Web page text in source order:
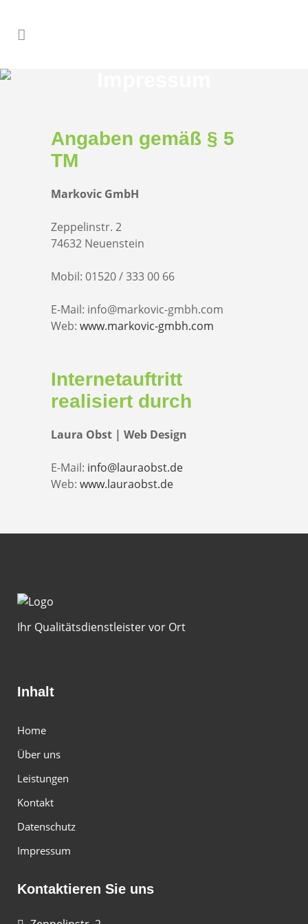
Angaben gemäß § 5
TM
Markovic GmbH
Zeppelinstr. 2
74632 Neuenstein
Mobil: 01520 / 333 00 66
E-Mail: info@markovic-gmbh.com
Web: www.markovic-gmbh.com
Internetauftritt
realisiert durch
Laura Obst | Web Design
E-Mail: info@lauraobst.de
Web: www.lauraobst.de
Ihr Qualitätsdienstleister vor Ort
Inhalt
Home
Über uns
Leistungen
Kontakt
Datenschutz
Impressum
Kontaktieren Sie uns